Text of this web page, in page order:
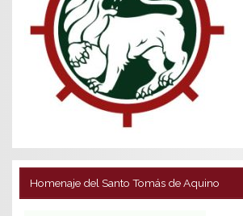
Homenaje del Santo Tomás de Aquino